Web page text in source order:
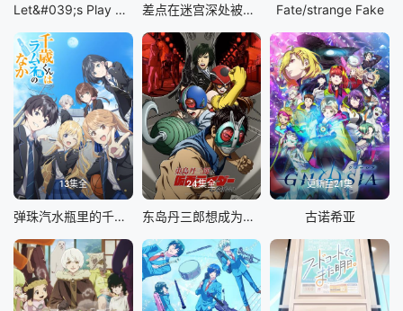
Let&#039;s Play 充满挑战的人生 差点在迷宫深处被信任的伙伴杀掉，但靠着天赐技能「无限扭蛋」获得等级9999的伙伴，我要向前队友和世界展开复仇&amp;「给他们好看！」 Fate/strange Fake
13集全
弹珠汽水瓶里的千岁同学
24集全
东岛丹三郎想成为假面骑士
更新至21集
古诺希亚